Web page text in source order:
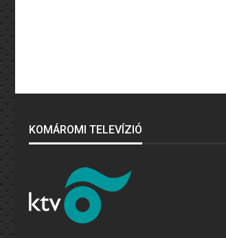
KOMÁROMI TELEVÍZIÓ